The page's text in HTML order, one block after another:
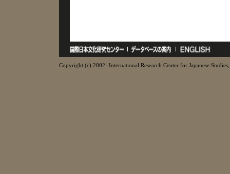
Copyright (c) 2002- International Research Center for Japanese